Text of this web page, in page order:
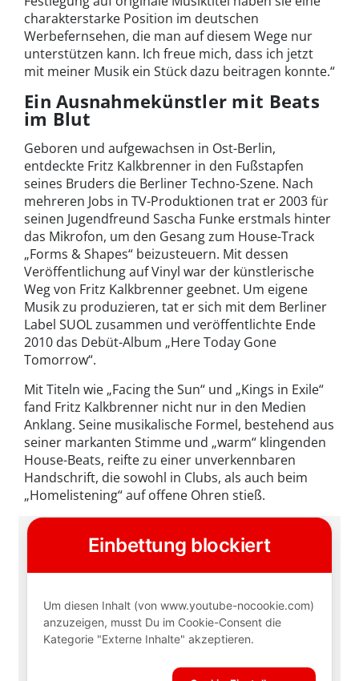
charakterstarke Position im deutschen
Werbefernsehen, die man auf diesem Wege nur
unterstützen kann. Ich freue mich, dass ich jetzt
mit meiner Musik ein Stück dazu beitragen konnte.“
Ein Ausnahmekünstler mit Beats
im Blut
Geboren und aufgewachsen in Ost-Berlin,
entdeckte Fritz Kalkbrenner in den Fußstapfen
seines Bruders die Berliner Techno-Szene. Nach
mehreren Jobs in TV-Produktionen trat er 2003 für
seinen Jugendfreund Sascha Funke erstmals hinter
das Mikrofon, um den Gesang zum House-Track
„Forms & Shapes“ beizusteuern. Mit dessen
Veröffentlichung auf Vinyl war der künstlerische
Weg von Fritz Kalkbrenner geebnet. Um eigene
Musik zu produzieren, tat er sich mit dem Berliner
Label SUOL zusammen und veröffentlichte Ende
2010 das Debüt-Album „Here Today Gone
Tomorrow“.
Mit Titeln wie „Facing the Sun“ und „Kings in Exile“
fand Fritz Kalkbrenner nicht nur in den Medien
Anklang. Seine musikalische Formel, bestehend aus
seiner markanten Stimme und „warm“ klingenden
House-Beats, reifte zu einer unverkennbaren
Handschrift, die sowohl in Clubs, als auch beim
„Homelistening“ auf offene Ohren stieß.